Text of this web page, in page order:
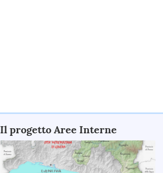
Il progetto Aree Interne